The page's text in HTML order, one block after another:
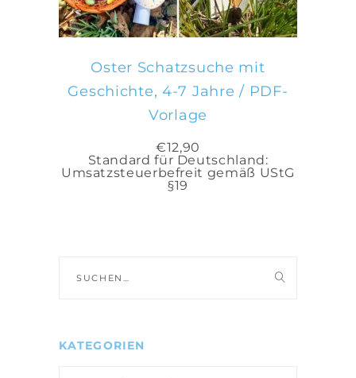
Oster Schatzsuche mit
Geschichte, 4-7 Jahre / PDF-
Vorlage
€12,90
Standard für Deutschland:
Umsatzsteuerbefreit gemäß UStG
§19
nach:
KATEGORIEN